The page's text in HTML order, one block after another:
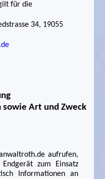
für die
34, 19055
sowie Art und Zweck
aufrufen,
zum Einsatz
Informationen an